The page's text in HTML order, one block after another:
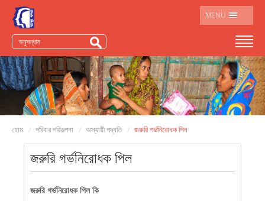
MENU
হোম পরিবার পরিকল্পনা অস্থায়ী পদ্ধতি জরুরি গর্ভনিরোধক পিল
জরুরি গর্ভনিরোধক পিল
জরুরি গর্ভনিরোধক পিল কি